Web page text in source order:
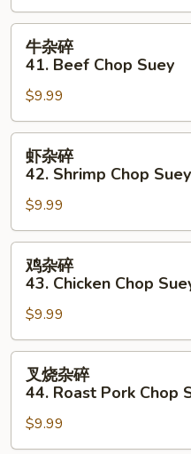
Vegetable
Chop
Suey
41.
Beef
Chop
Suey
牛杂碎
41. Beef Chop Suey
$9.99
42.
Shrimp
Chop
Suey
虾杂碎
42. Shrimp Chop Suey
$9.99
43.
Chicken
Chop
Suey
鸡杂碎
43. Chicken Chop
$9.99
44.
叉烧杂碎
44. Roast Pork Chop
$9.99